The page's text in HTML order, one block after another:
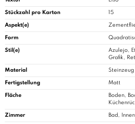
Stückzahl pro Karton 15
Aspekt(e)
Form
Stil(e)
Azulejo,
Grafik,
Material Steinzeug
Fertigstellung Matt
Fläche
Boden,
Zimmer Bad,